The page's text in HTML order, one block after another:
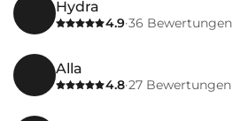
Hydra
4.9·36 Bewertungen
Alla
4.8·27 Bewertungen